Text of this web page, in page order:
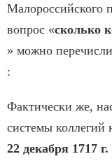
Малороссийского
вопрос «сколько
» можно
:
Фактически же,
системы коллегий
22 декабря 1717